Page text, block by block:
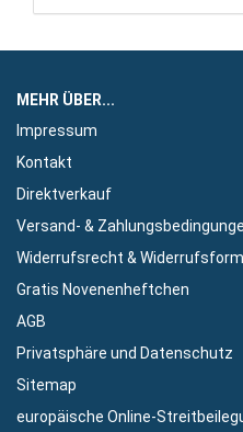
MEHR ÜBER...
Impressum
Kontakt
Direktverkauf
Versand- &
Widerrufsrecht &
Gratis Novenenheftchen
AGB
Privatsphäre und Datenschutz
Sitemap
europäische Online-